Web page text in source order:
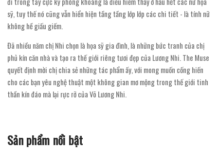
sỹ, tuy thế nó cũng vẫn hiển hiện tầng tầng lớp lớp các chi tiết - là tính nữ
không hề giấu giếm.
Đã nhiều năm chị Nhi chọn là họa sỹ gia đình, là những bức tranh của chị
phủ kín căn nhà và tạo ra thế giới riêng tươi đẹp của Lương Nhi. The Muse
quyết định mời chị chia sẻ những tác phẩm ấy, với mong muốn cống hiến
cho các bạn yêu nghệ thuật một không gian mơ mộng trong thế giới tinh
thần kín đáo mà lại rực rỡ của Võ Lương Nhi.
Sản phẩm nổi bật